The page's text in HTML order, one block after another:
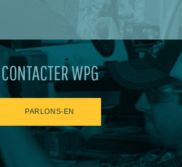
CONTACTER WPG
PARLONS-EN